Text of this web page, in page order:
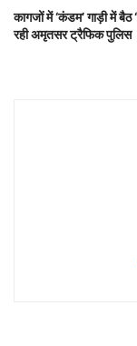
कागजों में ‘कंडम’ गाड़ी में बैठ
रही अमृतसर ट्रैफिक पुलिस